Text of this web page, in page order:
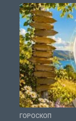
ГОРОСКОП